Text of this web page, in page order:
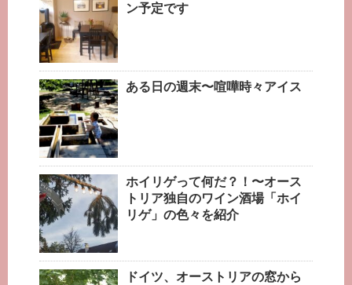
ン予定です
ある日の週末〜喧嘩時々アイス
ホイリゲって何だ？！〜オース
トリア独自のワイン酒場「ホイ
リゲ」の色々を紹介
ドイツ、オーストリアの窓から